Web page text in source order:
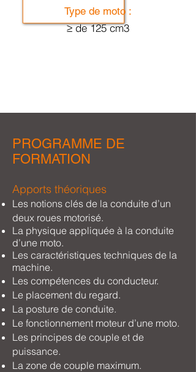
Type de moto :
≥ de 125 cm3
PROGRAMME DE
FORMATION
Apports théoriques
Les notions clés de la conduite d’un
deux roues motorisé.
La physique appliquée à la conduite
d’une moto.
Les caractéristiques techniques de la
machine.
Les compétences du conducteur.
Le placement du regard.
La posture de conduite.
Le fonctionnement moteur d’une moto.
Les principes de couple et de
puissance.
La zone de couple maximum.